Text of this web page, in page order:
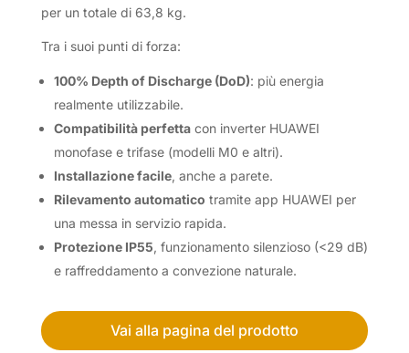
per un totale di 63,8 kg.
Tra i suoi punti di forza:
100% Depth of Discharge (DoD): più energia
realmente utilizzabile.
Compatibilità perfettacon inverter HUAWEI
monofase e trifase (modelli M0 e altri).
Installazione facile, anche a parete.
Rilevamento automatico tramite app HUAWEI per
una messa in servizio rapida.
Protezione IP55, funzionamento silenzioso (<29 dB)
e raffreddamento a convezione naturale.
Vai alla pagina del prodotto